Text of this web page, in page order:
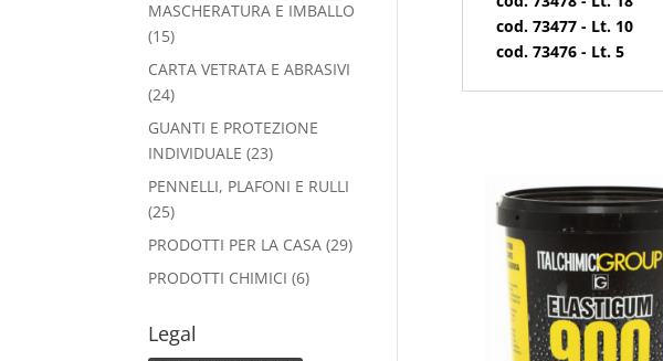
cod. 73477 - Lt. 10
cod. 73476 - Lt. 5
MASCHERATURA E IMBALLO
1515
prodotti
CARTA VETRATA E ABRASIVI
2424
prodotti
GUANTI E PROTEZIONE
INDIVIDUALE 2323
prodotti
PENNELLI, PLAFONI E RULLI
2525
prodotti
PRODOTTI PER LA CASA 2929
PRODOTTI CHIMICI 66
Legal